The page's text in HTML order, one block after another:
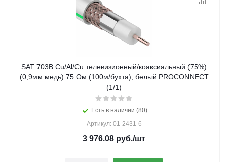
SAT 703B Cu/Al/Cu телевизионный/коаксиальный (75%)
(0,9мм медь) 75 Ом (100м/бухта), белый PROCONNECT
(1/1)
Есть в наличии (80)
Артикул: 01-2431-6
3 976.08 руб./шт